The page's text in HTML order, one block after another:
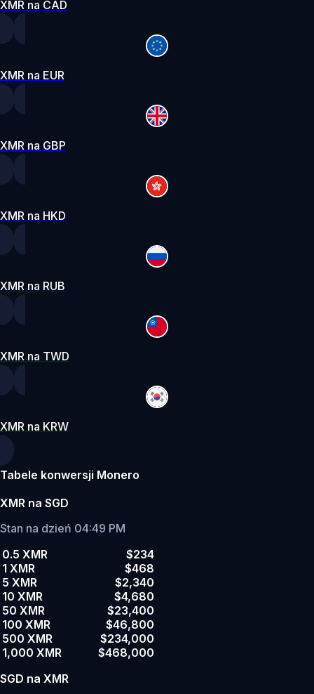
XMR na CAD
XMR na EUR
XMR na GBP
XMR na HKD
XMR na RUB
XMR na TWD
XMR na KRW
Tabele konwersji Monero
XMR na SGD
Stan na dzień 04:49 PM
0.5 XMR
$234
1 XMR
$468
5 XMR
$2,340
10 XMR
$4,680
50 XMR
$23,400
100 XMR
$46,800
500 XMR
$234,000
1,000 XMR
$468,000
SGD na XMR